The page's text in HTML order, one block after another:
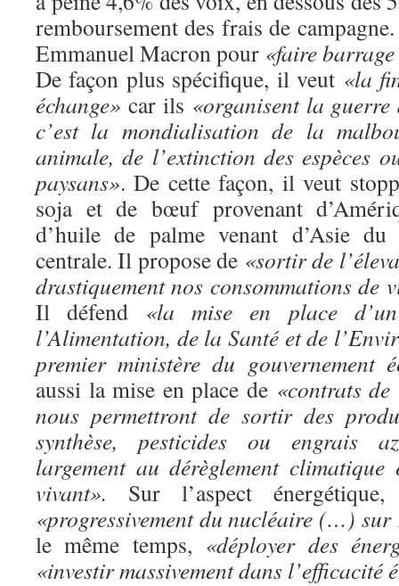
remboursement des frais de
Emmanuel Macron pour «faire
De façon plus spécifique, il veut «la
échange» car ils «organisent la
c’est la mondialisation de la
animale, de l’extinction des espèces
paysans». De cette façon, il veut
soja et de bœuf provenant
d’huile de palme venant d’Asie
centrale. Il propose de «sortir de
drastiquement nos consommations de
Il défend «la mise en place
l’Alimentation, de la Santé et de
premier ministère du gouvernement
aussi la mise en place de «contrats
nous permettront de sortir des
synthèse, pesticides ou engrais
largement au dérèglement
vivant». Sur l’aspect
«progressivement du nucléaire (…)
le même temps, «déployer des
«investir massivement dans l’efficacité